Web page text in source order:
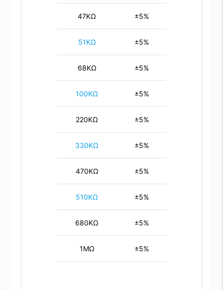
47KΩ ±5%
51KΩ ±5%
68KΩ ±5%
100KΩ ±5%
220KΩ ±5%
330KΩ ±5%
470KΩ ±5%
510KΩ ±5%
680KΩ ±5%
1MΩ ±5%